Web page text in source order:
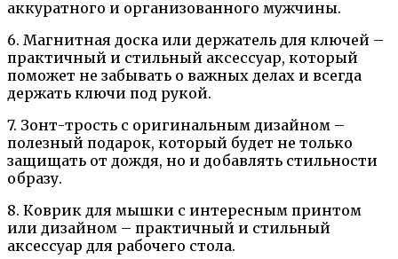
аккуратного и организованного мужчины.
6. Магнитная доска или держатель для ключей –
практичный и стильный аксессуар, который
поможет не забывать о важных делах и всегда
держать ключи под рукой.
7. Зонт-трость с оригинальным дизайном –
полезный подарок, который будет не только
защищать от дождя, но и добавлять стильности
образу.
8. Коврик для мышки с интересным принтом
или дизайном – практичный и стильный
аксессуар для рабочего стола.